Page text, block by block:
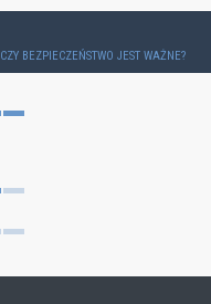
CZY BEZPIECZEŃSTWO JEST WAŻNE?